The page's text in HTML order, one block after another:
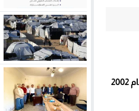
أعلنت جمعية الفجر الشبابي الفلسطيني، وهي جمعية أهلية خيرية غير ربحية مرخصة من السلطة الفلسطينية منذ عام 2002